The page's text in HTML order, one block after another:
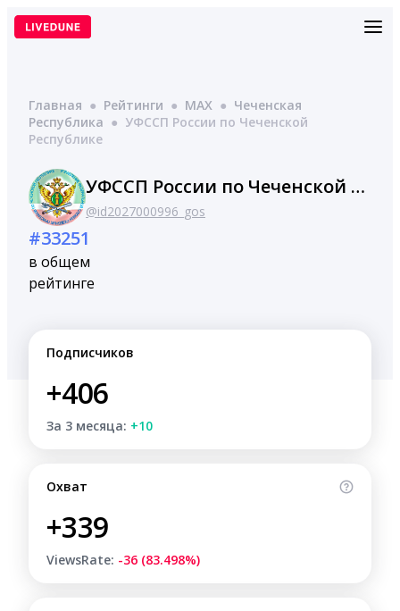
Перейти
Главная ● Рейтинги ● MAX ● Чеченская
Республика ● УФССП России по Чеченской
Республике
УФССП России по Чеченской Республике
@id2027000996_gos
#33251
в общем
рейтинге
Подписчиков
+406
За 3 месяца: +10
Охват
+339
ViewsRate: -36 (83.498%)